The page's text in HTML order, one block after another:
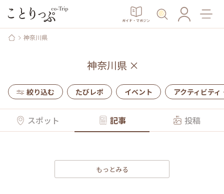
ガイド・マガジン
神奈川県
神奈川県 ×
絞り込む たびレポ イベント アクティビティ
スポット 記事 投稿
もっとみる